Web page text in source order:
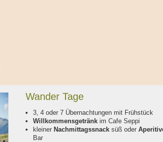
Wander Tage
3, 4 oder 7 Übernachtungen mit Frühstück
Willkommensgetränk im Cafe Seppi
kleiner Nachmittagssnack süß oder
Bar